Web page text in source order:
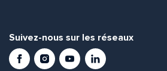
Suivez-nous sur les réseaux
FacebookInstagramYoutubeLinkedIn